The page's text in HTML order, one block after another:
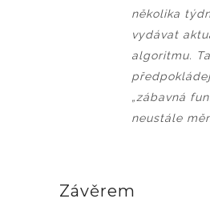
několika
vydávat
algoritmu.
„zábavná
neustále
Závěrem